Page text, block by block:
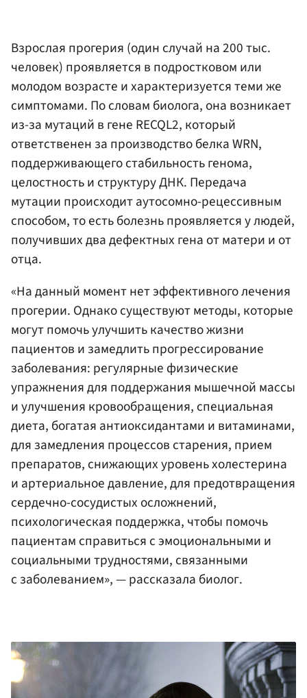
Взрослая прогерия (один случай на 200 тыс.
человек) проявляется в подростковом или
молодом возрасте и характеризуется теми же
симптомами. По словам биолога, она возникает
из-за мутаций в гене RECQL2, который
ответственен за производство белка WRN,
поддерживающего стабильность генома,
целостность и структуру ДНК. Передача
мутации происходит аутосомно-рецессивным
способом, то есть болезнь проявляется у людей,
получивших два дефектных гена от матери и от
отца.
«На данный момент нет эффективного лечения
прогерии. Однако существуют методы, которые
могут помочь улучшить качество жизни
пациентов и замедлить прогрессирование
заболевания: регулярные физические
упражнения для поддержания мышечной массы
и улучшения кровообращения, специальная
диета, богатая антиоксидантами и витаминами,
для замедления процессов старения, прием
препаратов, снижающих уровень холестерина
и артериальное давление, для предотвращения
сердечно-сосудистых осложнений,
психологическая поддержка, чтобы помочь
пациентам справиться с эмоциональными и
социальными трудностями, связанными
с заболеванием», — рассказала биолог.